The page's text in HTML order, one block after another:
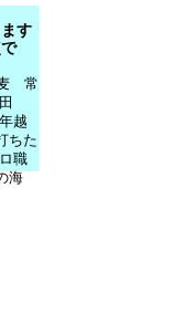
す
常
越
た
職
海